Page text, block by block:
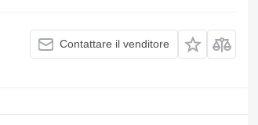
Contattare il venditore